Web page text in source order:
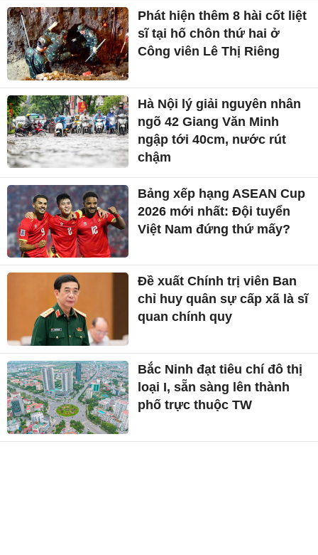
Phát hiện thêm 8 hài cốt liệt
sĩ tại hố chôn thứ hai ở
Công viên Lê Thị Riêng
Hà Nội lý giải nguyên nhân
ngõ 42 Giang Văn Minh
ngập tới 40cm, nước rút
chậm
Bảng xếp hạng ASEAN Cup
2026 mới nhất: Đội tuyển
Việt Nam đứng thứ mấy?
Đề xuất Chính trị viên Ban
chỉ huy quân sự cấp xã là sĩ
quan chính quy
Bắc Ninh đạt tiêu chí đô thị
loại I, sẵn sàng lên thành
phố trực thuộc TW